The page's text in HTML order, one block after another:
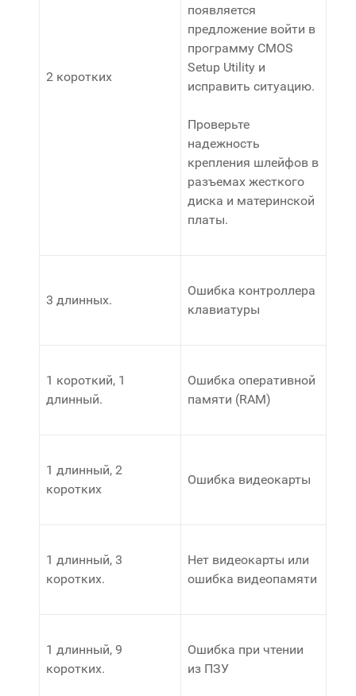
2 коротких
появляется
предложение войти в
программу CMOS
Setup Utility и
исправить ситуацию.
Проверьте
надежность
крепления шлейфов в
разъемах жесткого
диска и материнской
платы.
3 длинных.
Ошибка контроллера
клавиатуры
1 короткий, 1
длинный.
Ошибка оперативной
памяти (RAM)
1 длинный, 2
коротких
Ошибка видеокарты
1 длинный, 3
коротких.
Нет видеокарты или
ошибка видеопамяти
1 длинный, 9
коротких.
Ошибка при чтении
из ПЗУ